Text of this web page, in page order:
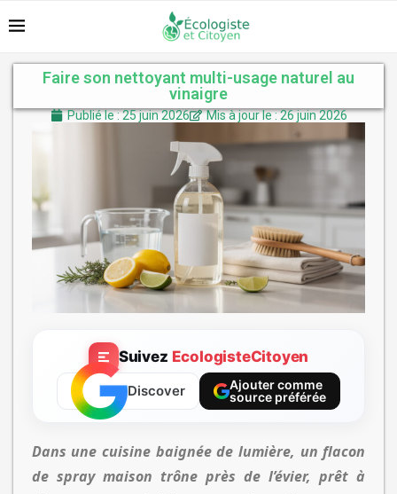
Faire son nettoyant multi-usage naturel au
vinaigre
Publié le : 25 juin 2026 Mis à jour le : 26 juin 2026
Suivez EcologisteCitoyen
Discover
Ajouter comme
source préférée
Dans une cuisine baignée de lumière, un flacon
de spray maison trône près de l’évier, prêt à